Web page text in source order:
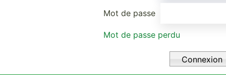
Mot de passe
Mot de passe perdu